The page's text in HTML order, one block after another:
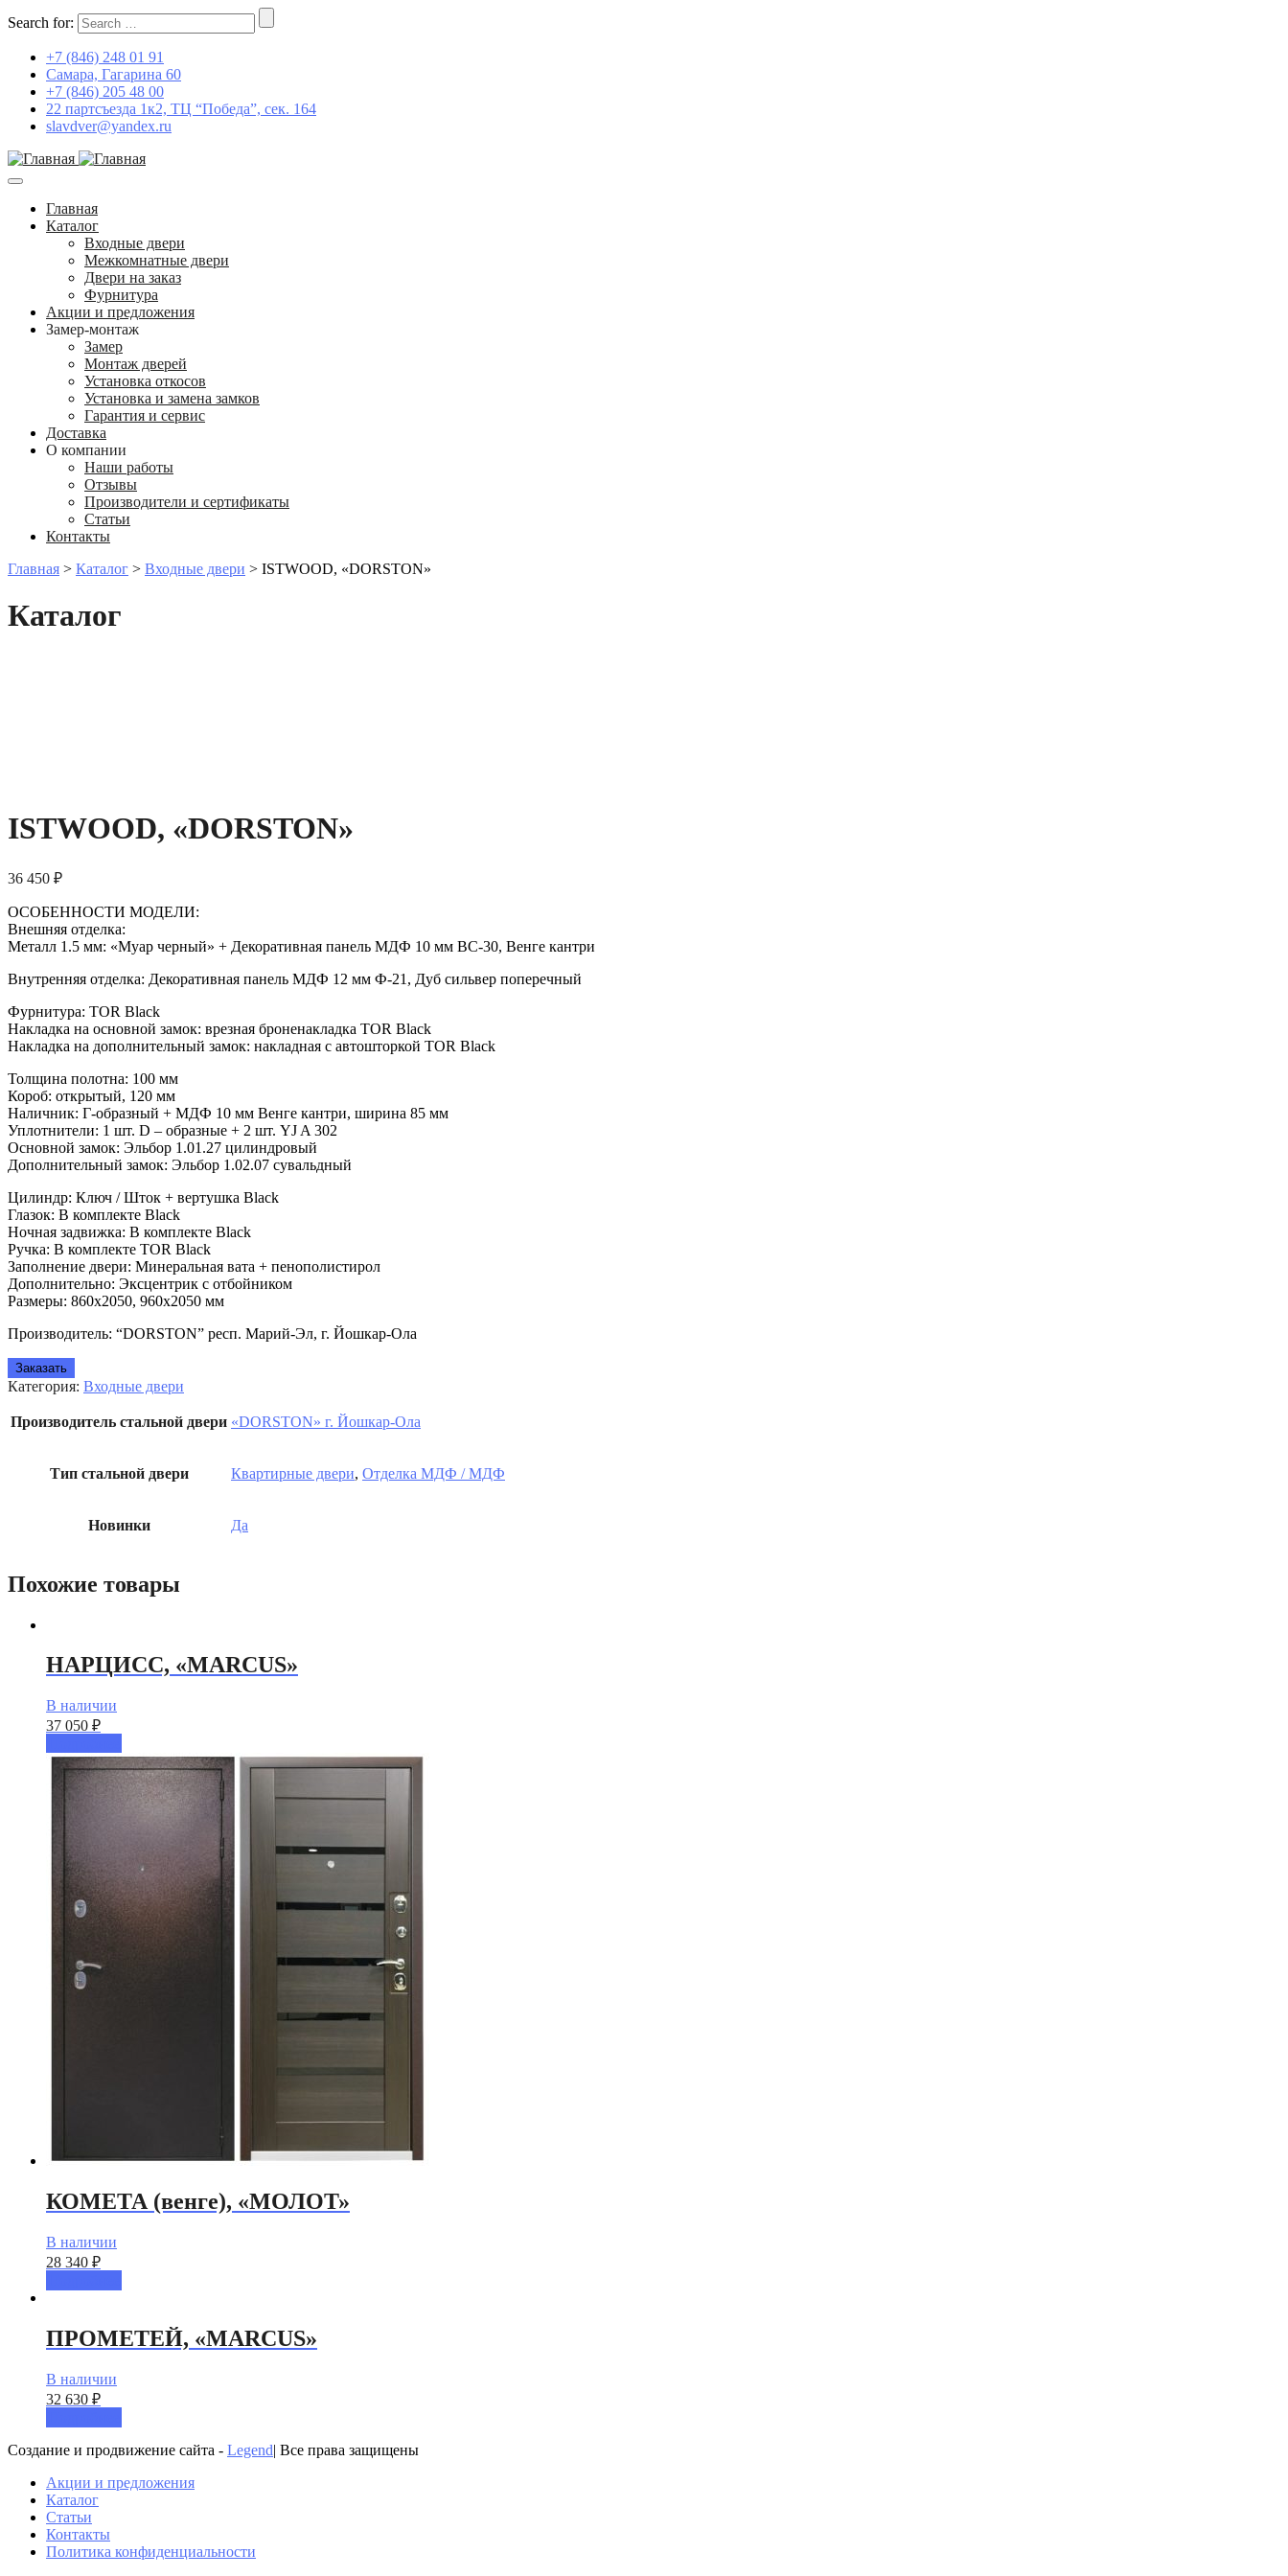
Search for:
+7 (846) 248 01 91
Самара, Гагарина 60
+7 (846) 205 48 00
22 партсъезда 1к2, ТЦ “Победа”, сек. 164
slavdver@yandex.ru
Главная
Каталог
Входные двери
Межкомнатные двери
Двери на заказ
Фурнитура
Акции и предложения
Замер-монтаж
Замер
Монтаж дверей
Установка откосов
Установка и замена замков
Гарантия и сервис
Доставка
О компании
Наши работы
Отзывы
Производители и сертификаты
Статьи
Контакты
Главная > Каталог > Входные двери > ISTWOOD, «DORSTON»
Каталог
ISTWOOD, «DORSTON»
36 450 ₽
ОСОБЕННОСТИ МОДЕЛИ:
Внешняя отделка:
Металл 1.5 мм: «Муар черный» + Декоративная панель МДФ 10 мм ВС-30, Венге кантри
Внутренняя отделка: Декоративная панель МДФ 12 мм Ф-21, Дуб сильвер поперечный
Фурнитура: TOR Black
Накладка на основной замок: врезная броненакладка TOR Black
Накладка на дополнительный замок: накладная с автошторкой TOR Black
Толщина полотна: 100 мм
Короб: открытый, 120 мм
Наличник: Г-образный + МДФ 10 мм Венге кантри, ширина 85 мм
Уплотнители: 1 шт. D – образные + 2 шт. YJ A 302
Основной замок: Эльбор 1.01.27 цилиндровый
Дополнительный замок: Эльбор 1.02.07 сувальдный
Цилиндр: Ключ / Шток + вертушка Black
Глазок: В комплекте Black
Ночная задвижка: В комплекте Black
Ручка: В комплекте TOR Black
Заполнение двери: Минеральная вата + пенополистирол
Дополнительно: Эксцентрик с отбойником
Размеры: 860х2050, 960х2050 мм
Производитель: “DORSTON” респ. Марий-Эл, г. Йошкар-Ола
Заказать
Категория: Входные двери
Производитель стальной двери «DORSTON» г. Йошкар-Ола
Тип стальной двери Квартирные двери, Отделка МДФ / МДФ
Новинки Да
Похожие товары
НАРЦИСС, «MARCUS»
В наличии
37 050 ₽
КОМЕТА (венге), «МОЛОТ»
В наличии
28 340 ₽
ПРОМЕТЕЙ, «MARCUS»
В наличии
32 630 ₽
Создание и продвижение сайта - Legend| Все права защищены
Акции и предложения
Каталог
Статьи
Контакты
Политика конфиденциальности